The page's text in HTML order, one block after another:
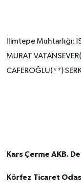
İlimtepe Muhtarlığı:
MURAT
CAFEROĞLU(**)
Kars Çerme AKB.
Körfez Ticaret